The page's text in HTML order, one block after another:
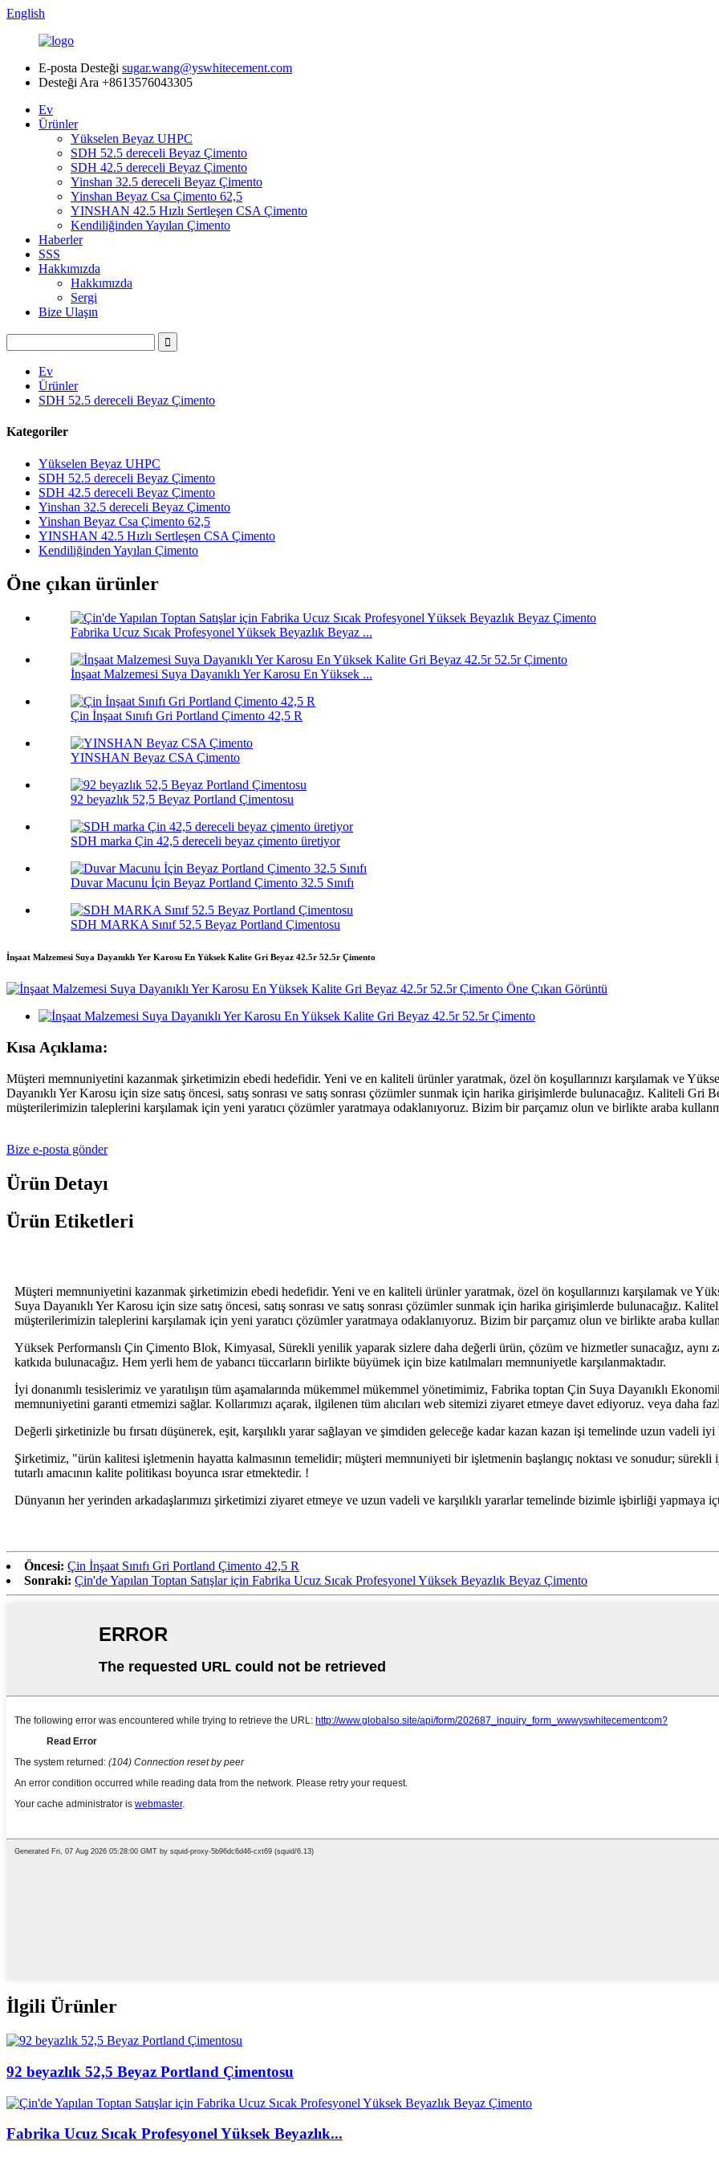
English
E-posta Desteği sugar.wang@yswhitecement.com
Desteği Ara +8613576043305
Ev
Ürünler
Yükselen Beyaz UHPC
SDH 52.5 dereceli Beyaz Çimento
SDH 42.5 dereceli Beyaz Çimento
Yinshan 32.5 dereceli Beyaz Çimento
Yinshan Beyaz Csa Çimento 62,5
YINSHAN 42.5 Hızlı Sertleşen CSA Çimento
Kendiliğinden Yayılan Çimento
Haberler
SSS
Hakkımızda
Hakkımızda
Sergi
Bize Ulaşın
Ev
Ürünler
SDH 52.5 dereceli Beyaz Çimento
Kategoriler
Yükselen Beyaz UHPC
SDH 52.5 dereceli Beyaz Çimento
SDH 42.5 dereceli Beyaz Çimento
Yinshan 32.5 dereceli Beyaz Çimento
Yinshan Beyaz Csa Çimento 62,5
YINSHAN 42.5 Hızlı Sertleşen CSA Çimento
Kendiliğinden Yayılan Çimento
Öne çıkan ürünler
Fabrika Ucuz Sıcak Profesyonel Yüksek Beyazlık Beyaz ...
İnşaat Malzemesi Suya Dayanıklı Yer Karosu En Yüksek ...
Çin İnşaat Sınıfı Gri Portland Çimento 42,5 R
YINSHAN Beyaz CSA Çimento
92 beyazlık 52,5 Beyaz Portland Çimentosu
SDH marka Çin 42,5 dereceli beyaz çimento üretiyor
Duvar Macunu İçin Beyaz Portland Çimento 32.5 Sınıfı
SDH MARKA Sınıf 52.5 Beyaz Portland Çimentosu
İnşaat Malzemesi Suya Dayanıklı Yer Karosu En Yüksek Kalite Gri Beyaz 42.5r 52.5r Çimento
Kısa Açıklama:
Müşteri memnuniyetini kazanmak şirketimizin ebedi hedefidir. Yeni ve en kaliteli ürünler yaratmak, özel ön koşullarınızı karşılamak ve
Dayanıklı Yer Karosu için size satış öncesi, satış sonrası ve satış sonrası çözümler sunmak için harika girişimlerde bulunacağız. Kaliteli
müşterilerimizin taleplerini karşılamak için yeni yaratıcı çözümler yaratmaya odaklanıyoruz. Bizim bir parçamız olun ve birlikte araba
Bize e-posta gönder
Ürün Detayı
Ürün Etiketleri
Müşteri memnuniyetini kazanmak şirketimizin ebedi hedefidir. Yeni ve en kaliteli ürünler yaratmak, özel ön koşullarınızı karşılamak ve
Suya Dayanıklı Yer Karosu için size satış öncesi, satış sonrası ve satış sonrası çözümler sunmak için harika girişimlerde bulunacağız.
müşterilerimizin taleplerini karşılamak için yeni yaratıcı çözümler yaratmaya odaklanıyoruz. Bizim bir parçamız olun ve birlikte araba
Yüksek Performanslı Çin Çimento Blok, Kimyasal, Sürekli yenilik yaparak sizlere daha değerli ürün, çözüm ve hizmetler sunacağız, aynı
katkıda bulunacağız. Hem yerli hem de yabancı tüccarların birlikte büyümek için bize katılmaları memnuniyetle karşılanmaktadır.
İyi donanımlı tesislerimiz ve yaratılışın tüm aşamalarında mükemmel mükemmel yönetimimiz, Fabrika toptan Çin Suya Dayanıklı
memnuniyetini garanti etmemizi sağlar. Kollarımızı açarak, ilgilenen tüm alıcıları web sitemizi ziyaret etmeye davet ediyoruz. veya daha
Değerli şirketinizle bu fırsatı düşünerek, eşit, karşılıklı yarar sağlayan ve şimdiden geleceğe kadar kazan kazan işi temelinde uzun vadeli
Şirketimiz, "ürün kalitesi işletmenin hayatta kalmasının temelidir; müşteri memnuniyeti bir işletmenin başlangıç ​​noktası ve sonudur;
tutarlı amacının kalite politikası boyunca ısrar etmektedir. !
Dünyanın her yerinden arkadaşlarımızı şirketimizi ziyaret etmeye ve uzun vadeli ve karşılıklı yararlar temelinde bizimle işbirliği yapmaya
Öncesi: Çin İnşaat Sınıfı Gri Portland Çimento 42,5 R
Sonraki: Çin'de Yapılan Toptan Satışlar için Fabrika Ucuz Sıcak Profesyonel Yüksek Beyazlık Beyaz Çimento
İlgili Ürünler
92 beyazlık 52,5 Beyaz Portland Çimentosu
Fabrika Ucuz Sıcak Profesyonel Yüksek Beyazlık...